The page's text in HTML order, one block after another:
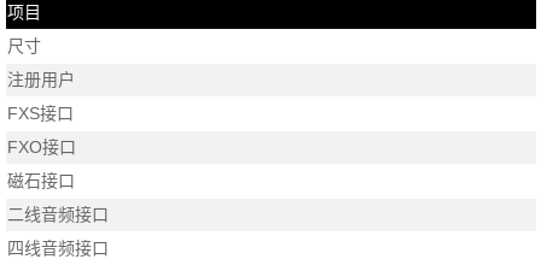
项目
尺寸
注册用户
FXS接口
FXO接口
磁石接口
二线音频接口
四线音频接口